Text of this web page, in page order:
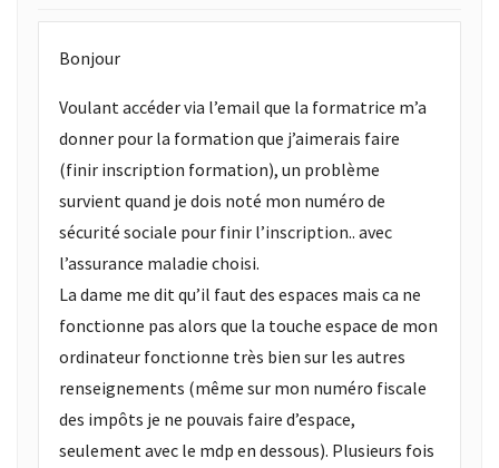
Bonjour
Voulant accéder via l’email que la formatrice m’a
donner pour la formation que j’aimerais faire
(finir inscription formation), un problème
survient quand je dois noté mon numéro de
sécurité sociale pour finir l’inscription.. avec
l’assurance maladie choisi.
La dame me dit qu’il faut des espaces mais ca ne
fonctionne pas alors que la touche espace de mon
ordinateur fonctionne très bien sur les autres
renseignements (même sur mon numéro fiscale
des impôts je ne pouvais faire d’espace,
seulement avec le mdp en dessous). Plusieurs fois